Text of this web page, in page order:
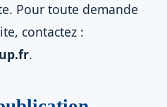
Pour toute demande
contactez :
.